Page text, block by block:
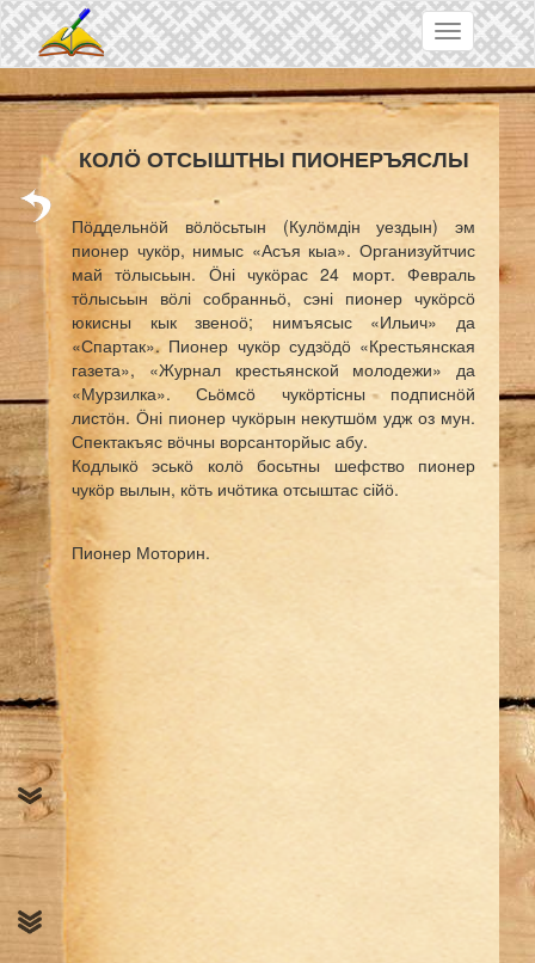
Skip to main content
Toggle
navigation
КОЛӦ ОТСЫШТНЫ ПИОНЕРЪЯСЛЫ
Пӧддельнӧй вӧлӧсьтын (Кулӧмдін уездын) эм
пионер чукӧр, нимыс «Асъя кыа». Организуйтчис
май тӧлысьын. Ӧні чукӧрас 24 морт. Февраль
тӧлысьын вӧлі собранньӧ, сэні пионер чукӧрсӧ
юкисны кык звеноӧ; нимъясыс «Ильич» да
«Спартак». Пионер чукӧр судзӧдӧ «Крестьянская
газета», «Журнал крестьянской молодежи» да
«Мурзилка». Сьӧмсӧ чукӧртісны подписнӧй
листӧн. Ӧні пионер чукӧрын некутшӧм удж оз мун.
Спектакъяс вӧчны ворсанторйыс абу.
Кодлыкӧ эськӧ колӧ босьтны шефство пионер
чукӧр вылын, кӧть ичӧтика отсыштас сійӧ.
Пионер Моторин.